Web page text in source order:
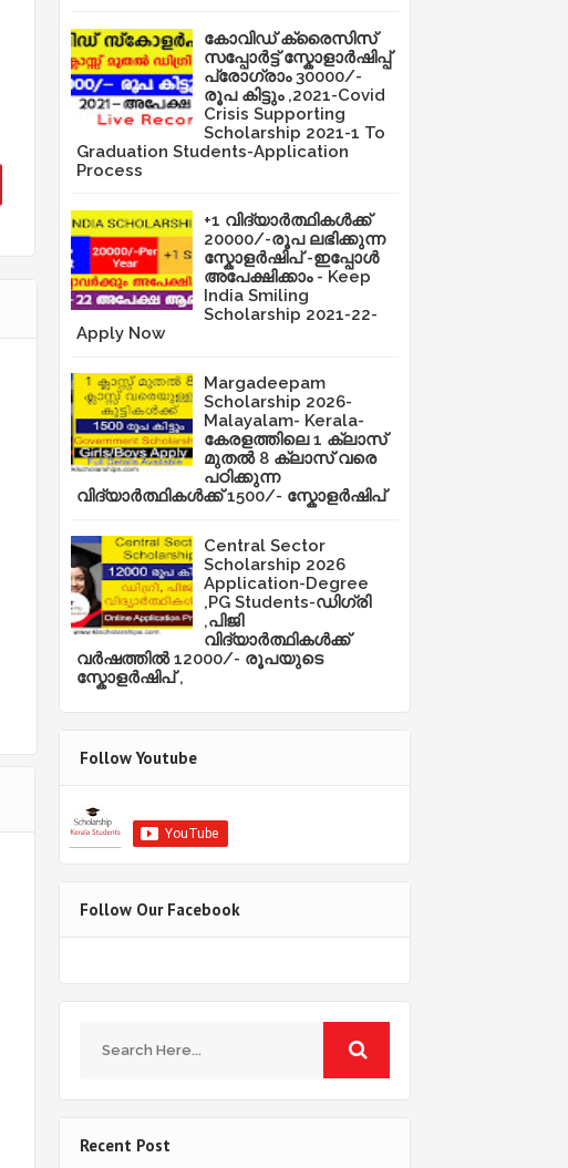
കോവിഡ് ക്രൈസിസ്
സപ്പോർട്ട് സ്കോളാർഷിപ്പ്
പ്രോഗ്രാം 30000/-
രൂപ കിട്ടും ,2021-Covid
Crisis Supporting
Scholarship 2021-1 To
Graduation Students-Application
Process
+1 വിദ്യാർത്ഥികൾക്ക്
20000/-രൂപ ലഭിക്കുന്ന
സ്കോളർഷിപ് -ഇപ്പോൾ
അപേക്ഷിക്കാം - Keep
India Smiling
Scholarship 2021-22-
Apply Now
Margadeepam
Scholarship 2026-
Malayalam- Kerala-
കേരളത്തിലെ 1 ക്ലാസ്
മുതൽ 8 ക്ലാസ് വരെ
പഠിക്കുന്ന
വിദ്യാർത്ഥികൾക്ക് 1500/- സ്കോളർഷിപ്
Central Sector
Scholarship 2026
Application-Degree
,PG Students-ഡിഗ്രി
,പിജി
വിദ്യാർത്ഥികൾക്ക്
വർഷത്തിൽ 12000/- രൂപയുടെ
സ്കോളർഷിപ് ,
Follow Youtube
Follow Our Facebook
Recent Post